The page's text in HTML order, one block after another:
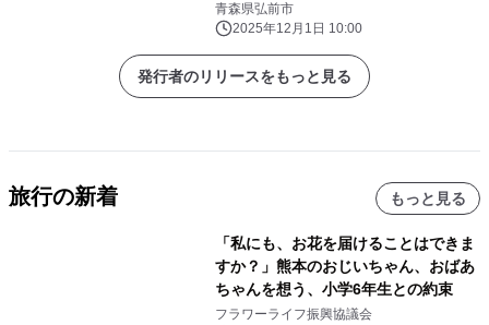
送付
青森県弘前市
2025年12月1日 10:00
発行者のリリースをもっと見る
旅行の新着 もっと見る
「私にも、お花を届けることはできま
すか？」熊本のおじいちゃん、おばあ
ちゃんを想う、小学6年生との約束
フラワーライフ振興協議会